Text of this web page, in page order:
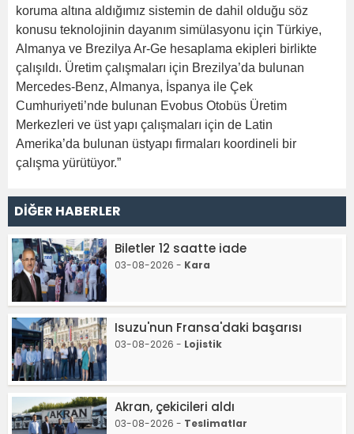
koruma altına aldığımız sistemin de dahil olduğu söz
konusu teknolojinin dayanım simülasyonu için Türkiye,
Almanya ve Brezilya Ar-Ge hesaplama ekipleri birlikte
çalışıldı. Üretim çalışmaları için Brezilya’da bulunan
Mercedes-Benz, Almanya, İspanya ile Çek
Cumhuriyeti’nde bulunan Evobus Otobüs Üretim
Merkezleri ve üst yapı çalışmaları için de Latin
Amerika’da bulunan üstyapı firmaları koordineli bir
çalışma yürütüyor.”
DİĞER HABERLER
Biletler 12 saatte iade
03-08-2026 - Kara
Isuzu'nun Fransa'daki başarısı
03-08-2026 - Lojistik
Akran, çekicileri aldı
03-08-2026 - Teslimatlar